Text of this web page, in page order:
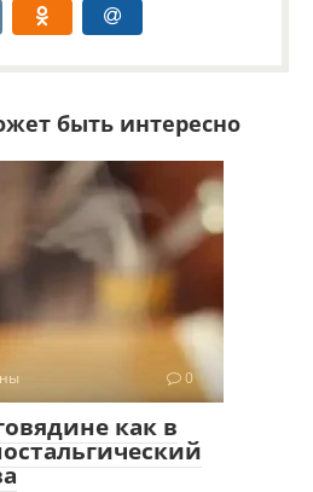
быть интересно
0
как в